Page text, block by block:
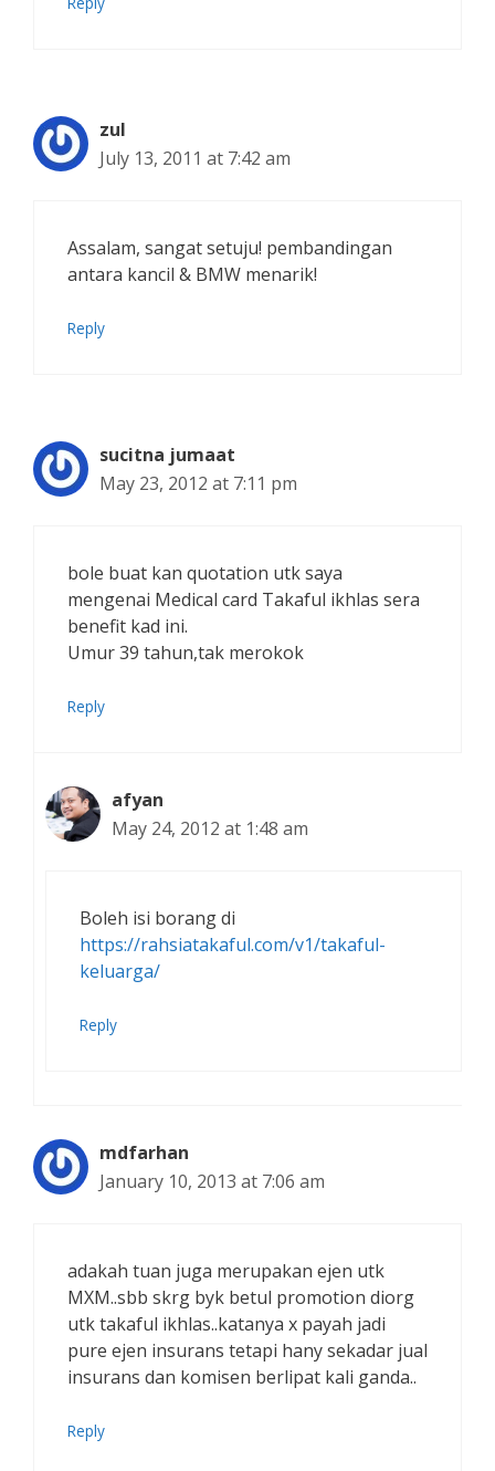
zul
July 13, 2011 at 7:42 am
Assalam, sangat setuju! pembandingan
antara kancil & BMW menarik!
Reply
sucitna jumaat
May 23, 2012 at 7:11 pm
bole buat kan quotation utk saya
mengenai Medical card Takaful ikhlas sera
benefit kad ini.
Umur 39 tahun,tak merokok
Reply
afyan
May 24, 2012 at 1:48 am
Boleh isi borang di
https://rahsiatakaful.com/v1/takaful-
keluarga/
Reply
mdfarhan
January 10, 2013 at 7:06 am
adakah tuan juga merupakan ejen utk
MXM..sbb skrg byk betul promotion diorg
utk takaful ikhlas..katanya x payah jadi
pure ejen insurans tetapi hany sekadar jual
insurans dan komisen berlipat kali ganda..
Reply